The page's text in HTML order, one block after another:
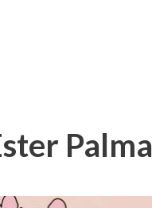
Palma